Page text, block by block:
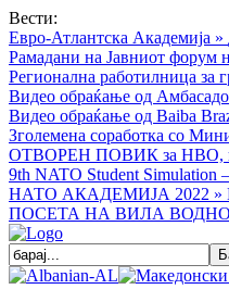
Вести:
Евро-Атлантска Академија »
Рамадани на Јавниот
Регионална работилница за
Видео обраќањe од
Видео обраќање од Baiba
Зголемена соработка со
ОТВОРЕН ПОВИК за НВО,
9th NATO Student Simulation
НАТО АКАДЕМИЈА 2022 »
ПОСЕТА НА ВИЛА ВОДНО